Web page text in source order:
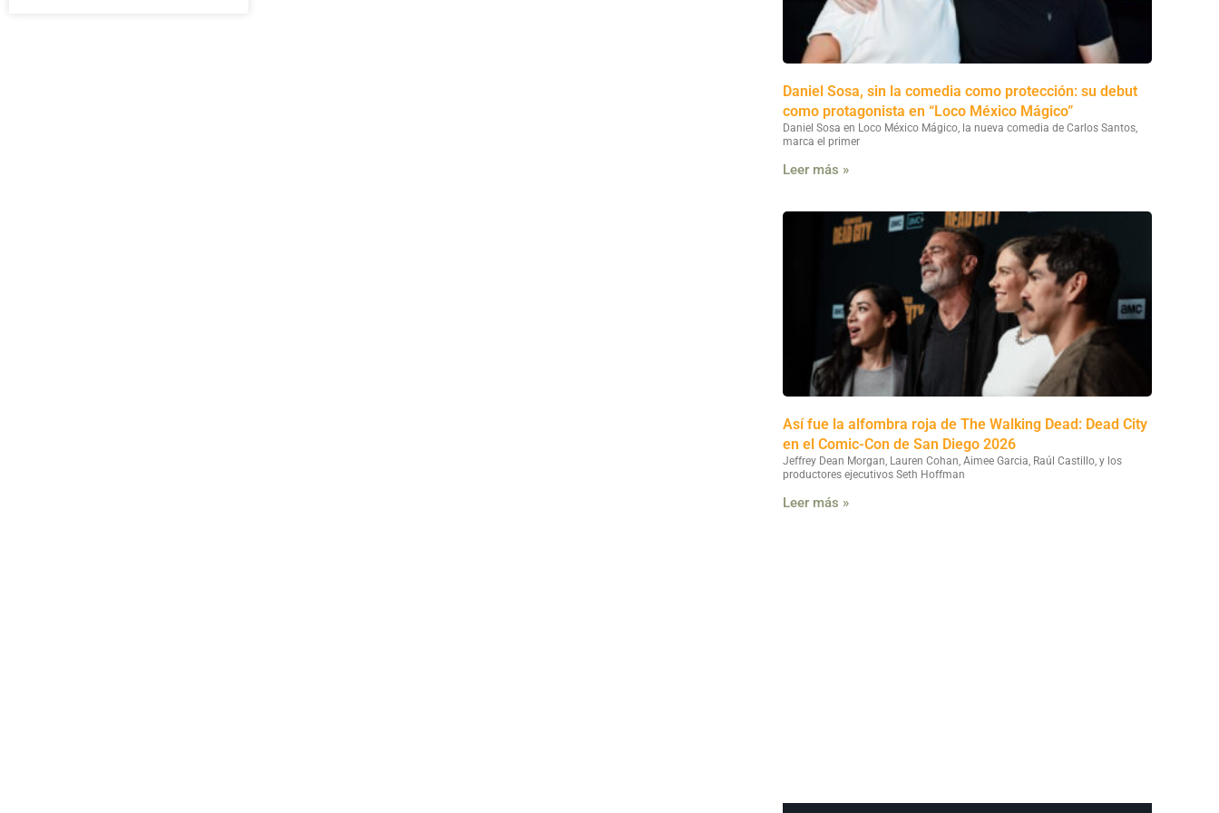
Daniel Sosa, sin la comedia como protección: su debut
como protagonista en “Loco México Mágico”
Daniel Sosa en Loco México Mágico, la nueva comedia de Carlos Santos,
marca el primer
Leer más »
Así fue la alfombra roja de The Walking Dead: Dead City
en el Comic-Con de San Diego 2026
Jeffrey Dean Morgan, Lauren Cohan, Aimee Garcia, Raúl Castillo, y los
productores ejecutivos Seth Hoffman
Leer más »